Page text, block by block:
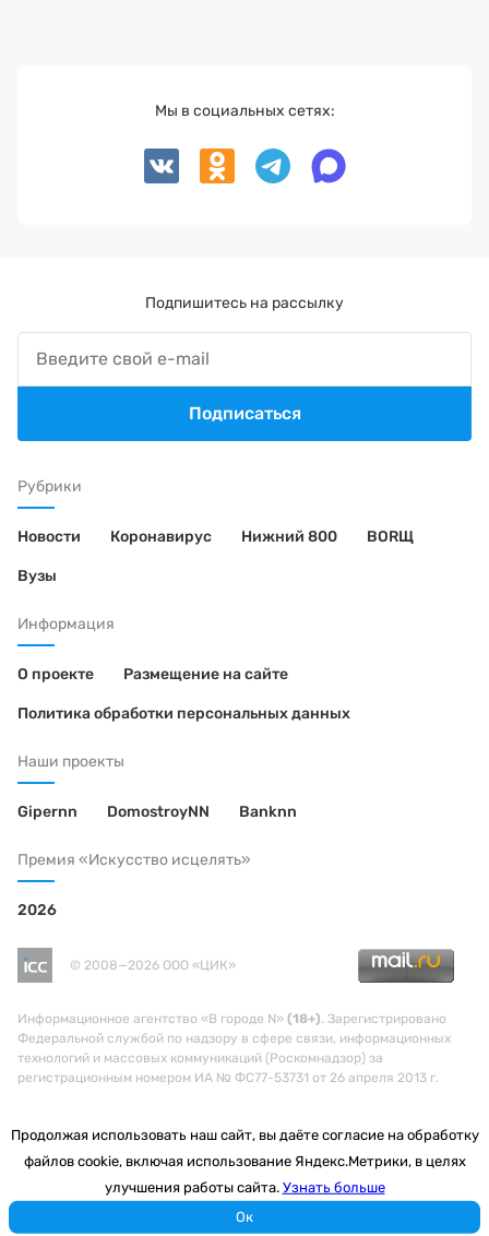
Рубрики
Новости Коронавирус Нижний 800 BORЩ
Вузы
Информация
О проекте Размещение на сайте
Политика обработки персональных данных
Наши проекты
Gipernn DomostroyNN Banknn
Премия «Искусство исцелять»
2026
© 2008—2026 ООО «ЦИК»
Информационное агентство «В городе N» (18+). Зарегистрировано
Федеральной службой по надзору в сфере связи, информационных
технологий и массовых коммуникаций (Роскомнадзор) за
регистрационным номером ИА № ФС77-53731 от 26 апреля 2013 г.
Мы в социальных сетях:
Подпишитесь на рассылку
Подписаться
Продолжая использовать наш сайт, вы даёте согласие на обработку
файлов cookie, включая использование Яндекс.Метрики, в целях
улучшения работы сайта. Узнать больше
Ок